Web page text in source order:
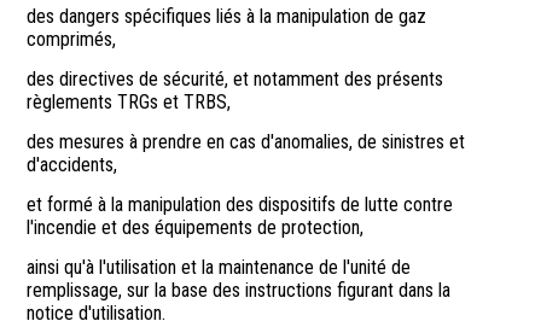
des dangers spécifiques liés à la manipulation de gaz
comprimés,
des directives de sécurité, et notamment des présents
règlements TRGs et TRBS,
des mesures à prendre en cas d'anomalies, de sinistres et
d'accidents,
et formé à la manipulation des dispositifs de lutte contre
l'incendie et des équipements de protection,
ainsi qu'à l'utilisation et la maintenance de l'unité de
remplissage, sur la base des instructions figurant dans la
notice d'utilisation.